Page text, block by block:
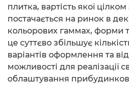
плитка, вартість якої
постачається на ринок в
кольорових гаммах, форми
це суттєво збільшує
варіантів оформлення та
можливості для реалізації
облаштування